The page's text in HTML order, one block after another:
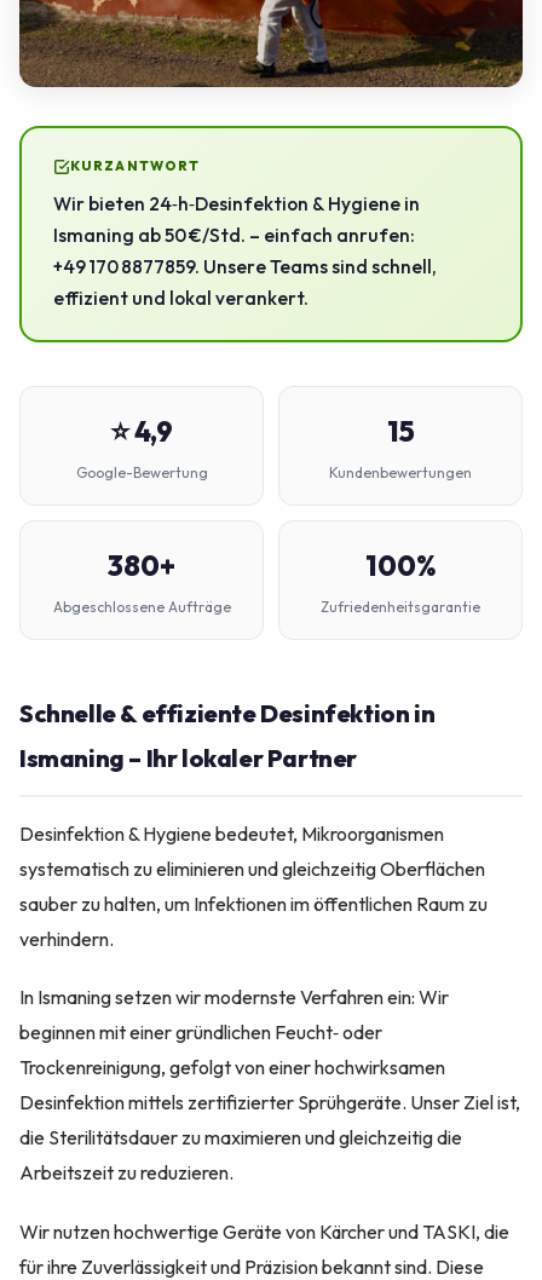
KURZANTWORT
Wir bieten 24‑h‑Desinfektion & Hygiene in
Ismaning ab 50 €/Std. – einfach anrufen:
+49 170 8877859. Unsere Teams sind schnell,
effizient und lokal verankert.
⭐ 4,9
Google-Bewertung
15
Kundenbewertungen
380+
Abgeschlossene Aufträge
100%
Zufriedenheitsgarantie
Schnelle & effiziente Desinfektion in
Ismaning – Ihr lokaler Partner
Desinfektion & Hygiene bedeutet, Mikroorganismen
systematisch zu eliminieren und gleichzeitig Oberflächen
sauber zu halten, um Infektionen im öffentlichen Raum zu
verhindern.
In Ismaning setzen wir modernste Verfahren ein: Wir
beginnen mit einer gründlichen Feucht‑ oder
Trockenreinigung, gefolgt von einer hochwirksamen
Desinfektion mittels zertifizierter Sprühgeräte. Unser Ziel ist,
die Sterilitätsdauer zu maximieren und gleichzeitig die
Arbeitszeit zu reduzieren.
Wir nutzen hochwertige Geräte von Kärcher und TASKI, die
für ihre Zuverlässigkeit und Präzision bekannt sind. Diese